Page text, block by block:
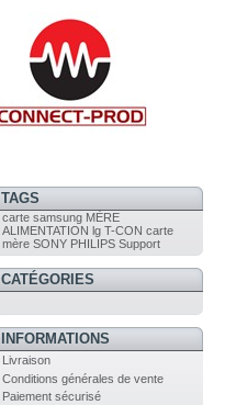
TAGS
carte samsung MÈRE
ALIMENTATION lg T-CON carte
mère SONY PHILIPS Support
CATÉGORIES
INFORMATIONS
Livraison
Conditions générales de vente
Paiement sécurisé